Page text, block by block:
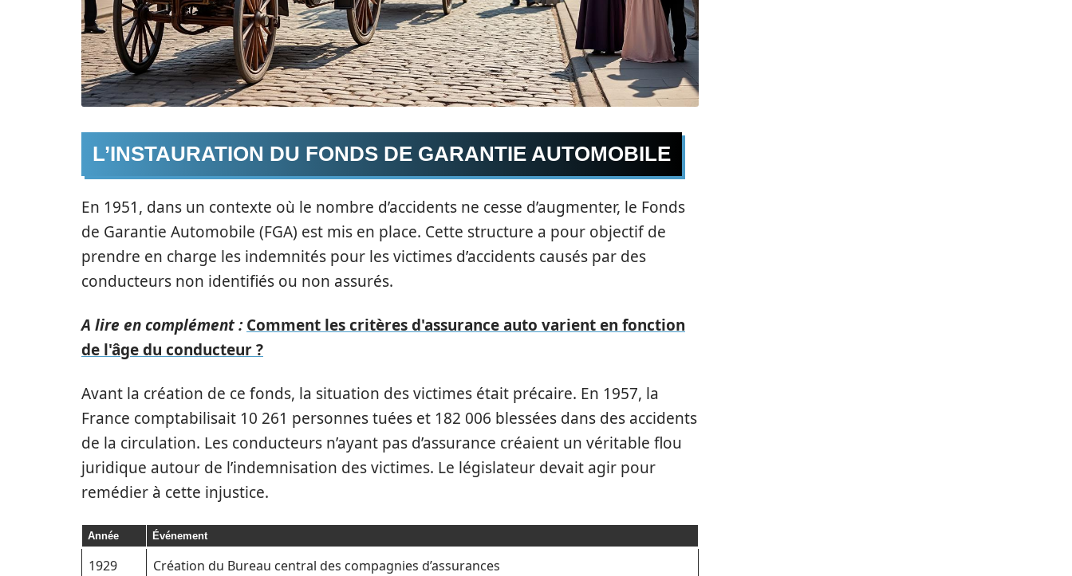
L’INSTAURATION DU FONDS DE GARANTIE AUTOMOBILE
En 1951, dans un contexte où le nombre d’accidents ne cesse d’augmenter, le Fonds
de Garantie Automobile (FGA) est mis en place. Cette structure a pour objectif de
prendre en charge les indemnités pour les victimes d’accidents causés par des
conducteurs non identifiés ou non assurés.
A lire en complément : Comment les critères d'assurance auto varient en fonction
de l'âge du conducteur ?
Avant la création de ce fonds, la situation des victimes était précaire. En 1957, la
France comptabilisait 10 261 personnes tuées et 182 006 blessées dans des accidents
de la circulation. Les conducteurs n’ayant pas d’assurance créaient un véritable flou
juridique autour de l’indemnisation des victimes. Le législateur devait agir pour
remédier à cette injustice.
Année Événement
1929
Création du Bureau central des compagnies d’assurances